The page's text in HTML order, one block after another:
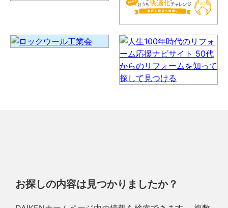
お探しの内容は見つかりましたか？